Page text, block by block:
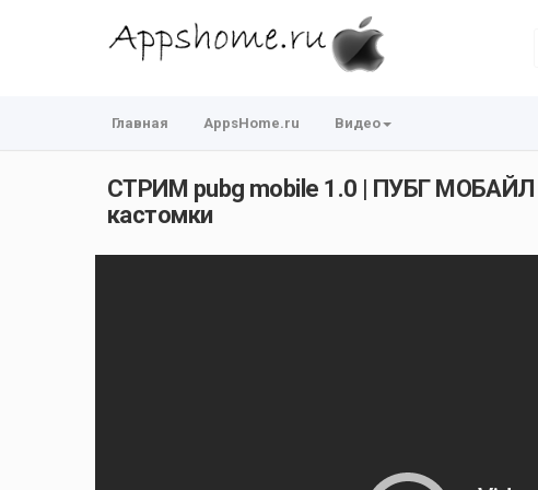
Главная AppsHome.ru Видео
СТРИМ pubg mobile 1.0 | ПУБГ МОБАЙЛ
кастомки